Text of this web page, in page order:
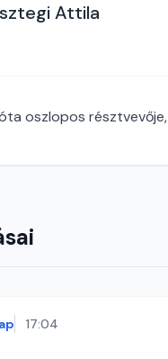
Attila
oszlopos
17:04